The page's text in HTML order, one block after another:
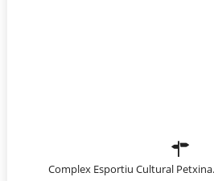
Complex Esportiu Cultural